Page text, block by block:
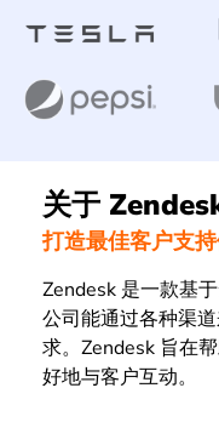
关于
打造最佳客户支
Zendesk 是一款基
公司能通过各种渠
求。Zendesk 旨在
好地与客户互动。